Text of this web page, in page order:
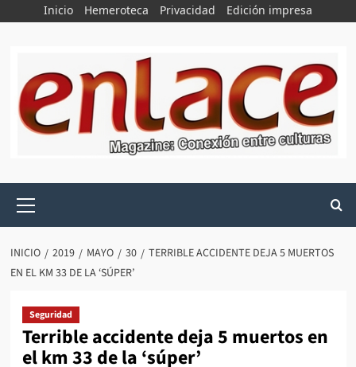
Inicio Hemeroteca Privacidad Edición impresa
principal
INICIO 2019 MAYO 30
TERRIBLE ACCIDENTE DEJA 5 MUERTOS
EN EL KM 33 DE LA ‘SÚPER’
Seguridad
Terrible accidente deja 5 muertos en
el km 33 de la ‘súper’